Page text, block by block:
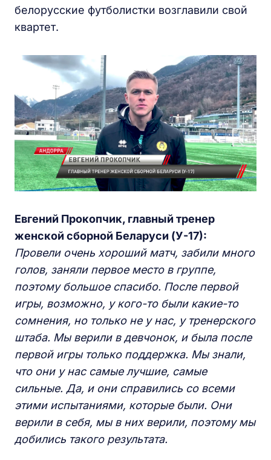
белорусские футболистки возглавили свой
квартет.
Евгений Прокопчик, главный тренер
женской сборной Беларуси (У-17):
Провели очень хороший матч, забили много
голов, заняли первое место в группе,
поэтому большое спасибо. После первой
игры, возможно, у кого-то были какие-то
сомнения, но только не у нас, у тренерского
штаба. Мы верили в девчонок, и была после
первой игры только поддержка. Мы знали,
что они у нас самые лучшие, самые
сильные. Да, и они справились со всеми
этими испытаниями, которые были. Они
верили в себя, мы в них верили, поэтому мы
добились такого результата.